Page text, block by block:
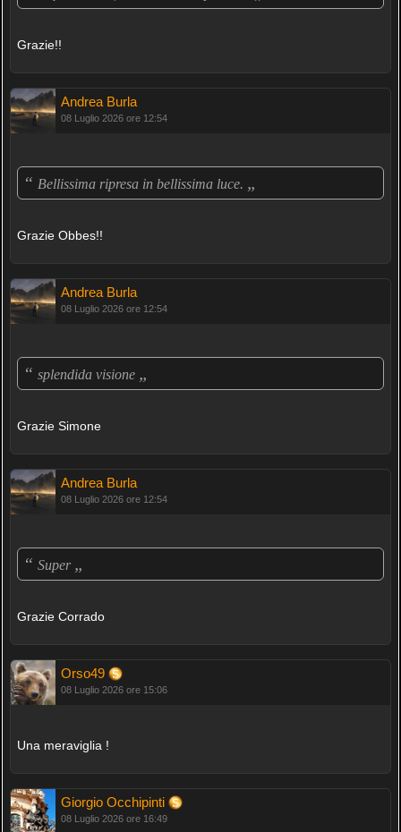
Grazie!!
Andrea Burla
08 Luglio 2026 ore 12:54
“ Bellissima ripresa in bellissima luce. „
Grazie Obbes!!
Andrea Burla
08 Luglio 2026 ore 12:54
“ splendida visione „
Grazie Simone
Andrea Burla
08 Luglio 2026 ore 12:54
“ Super „
Grazie Corrado
Orso49
08 Luglio 2026 ore 15:06
Una meraviglia !
Giorgio Occhipinti
08 Luglio 2026 ore 16:49